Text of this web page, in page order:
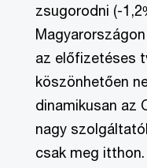
zsugorodni (-
az előfizetéses
köszönhetően
dinamikusan az
nagy
csak meg itthon.